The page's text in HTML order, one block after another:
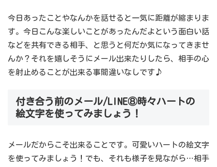
今日あったことやなんかを話せると一気に距離が縮まりま
す。今日こんな楽しいことがあったんだよという面白い話
などを共有できる相手、と思うと何だか気になってきませ
んか？それを嬉しそうにメール出来たりしたら、相手の心
を射止めることが出来る事間違いなしです♪
付き合う前のメール/LINE⑧時々ハートの
絵文字を使ってみましょう！
メールだからこそ出来ることです。可愛いハートの絵文字
を使ってみましょう！でも、それも様子を見ながら…相手